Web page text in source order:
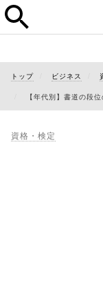
トップ ビジネス
【年代別】書道の段
資格・検定